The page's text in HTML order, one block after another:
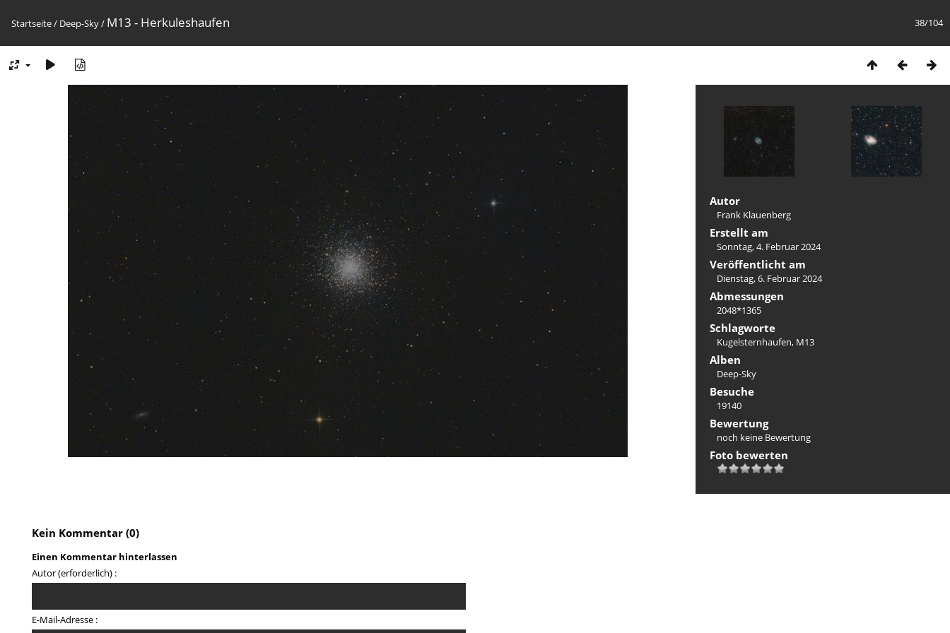
38/104
Startseite/ Deep-Sky/ M13 - Herkuleshaufen
Autor
Frank Klauenberg
Erstellt am
Sonntag, 4. Februar 2024
Veröffentlicht am
Dienstag, 6. Februar 2024
Abmessungen
2048*1365
Schlagworte
Kugelsternhaufen, M13
Alben
Deep-Sky
Besuche
19140
Bewertung
noch keine Bewertung
Foto bewerten
Kein Kommentar (0)
Einen Kommentar hinterlassen
Autor (erforderlich) :
E-Mail-Adresse :